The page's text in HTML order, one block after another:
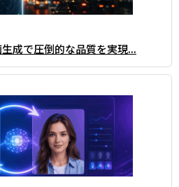
成で圧倒的な品質を実現...